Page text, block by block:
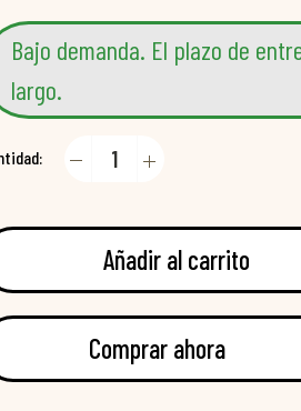
Bajo demanda. El plazo de
largo.
Añadir al carrito
Comprar ahora